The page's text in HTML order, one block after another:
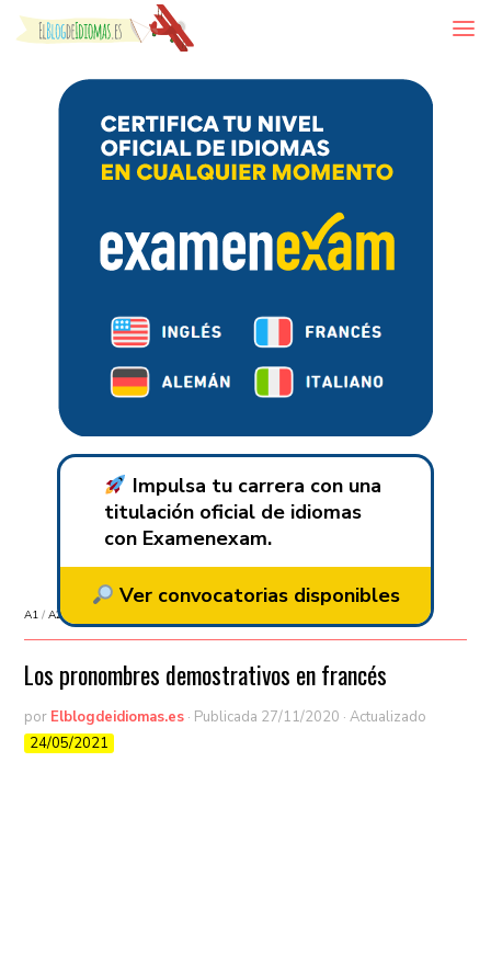
Skip to content
Impulsa tu carrera con una
titulación oficial de idiomas
con Examenexam.
Ver convocatorias disponibles
A1 / A2
Los pronombres demostrativos en francés
por Elblogdeidiomas.es · Publicada 27/11/2020 · Actualizado
24/05/2021